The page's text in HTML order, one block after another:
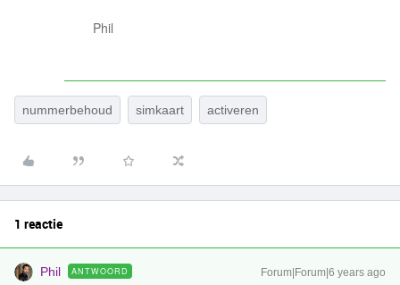
Phil
nummerbehoud simkaart activeren
1 reactie
Phil ANTWOORD Forum|Forum|6 years ago